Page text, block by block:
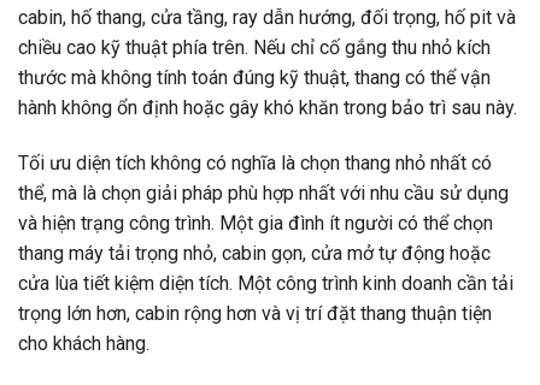
cabin, hố thang, cửa tầng, ray dẫn hướng, đối trọng, hố pit và
chiều cao kỹ thuật phía trên. Nếu chỉ cố gắng thu nhỏ kích
thước mà không tính toán đúng kỹ thuật, thang có thể vận
hành không ổn định hoặc gây khó khăn trong bảo trì sau này.
Tối ưu diện tích không có nghĩa là chọn thang nhỏ nhất có
thể, mà là chọn giải pháp phù hợp nhất với nhu cầu sử dụng
và hiện trạng công trình. Một gia đình ít người có thể chọn
thang máy tải trọng nhỏ, cabin gọn, cửa mở tự động hoặc
cửa lùa tiết kiệm diện tích. Một công trình kinh doanh cần tải
trọng lớn hơn, cabin rộng hơn và vị trí đặt thang thuận tiện
cho khách hàng.